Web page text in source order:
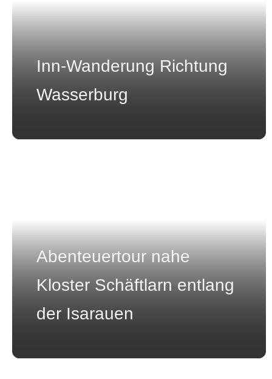
Inn-Wanderung Richtung
Wasserburg
Abenteuertour nahe
Kloster Schäftlarn entlang
der Isarauen